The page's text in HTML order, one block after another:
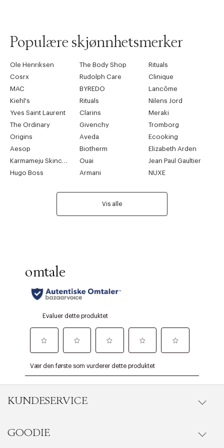
Populære skjønnhetsmerker
Ole Henriksen The Body Shop
Rituals
Cosrx
Rudolph Care
Clinique
MAC
BYREDO
Lancôme
Kiehl's
Rituals
Nilens Jord
Yves Saint Laurent
Clarins
Meraki
The Ordinary
Givenchy
Tromborg
Origins
Aveda
Ecooking
Aesop
Biotherm
Elizabeth Arden
Ouai
Jean Paul Gaultier
Hugo Boss
Armani NUXE
Vis alle
KUNDESERVICE
Gå til kundeservice
GOODIE